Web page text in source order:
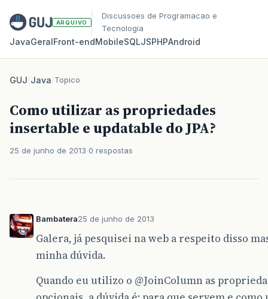
ARQUIVO
Discussoes de Programacao e
Tecnologia
JavaGeralFront‑endMobileSQLJSPHPAndroid
GUJ/Java/Topico
Como utilizar as propriedades
insertable e updatable do JPA?
25 de junho de 2013 0 respostas
Bambatera25 de junho de 2013
Galera, já pesquisei na web a respeito disso
minha dúvida.
Quando eu utilizo o @JoinColumn as